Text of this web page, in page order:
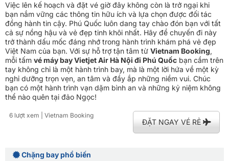
Việc lên kế hoạch và đặt vé giờ đây không còn là trở ngại khi
bạn nắm vững các thông tin hữu ích và lựa chọn được đối tác
đồng hành tin cậy. Phú Quốc luôn dang tay chào đón bạn với tất
cả sự nồng hậu và vẻ đẹp tinh khôi nhất. Hãy để chuyến đi này
trở thành dấu mốc đáng nhớ trong hành trình khám phá vẻ đẹp
Việt Nam của bạn. Với sự hỗ trợ tận tâm từ Vietnam Booking,
mỗi tấm vé máy bay Vietjet Air Hà Nội đi Phú Quốc bạn cầm trên
tay không chỉ là một hành trình bay, mà là một lời hứa về một kỳ
nghỉ dưỡng trọn vẹn, an tâm và đầy ắp những niềm vui. Chúc
bạn có một hành trình vạn dặm bình an và những kỷ niệm không
thể nào quên tại đảo Ngọc!
6 lượt xem | Vietnam Booking
ĐẶT NGAY VÉ RẺ
Chặng bay phổ biến